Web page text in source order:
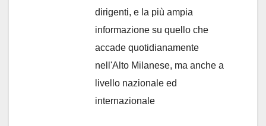
dirigenti, e la più ampia
informazione su quello che
accade quotidianamente
nell'Alto Milanese, ma anche a
livello nazionale ed
internazionale